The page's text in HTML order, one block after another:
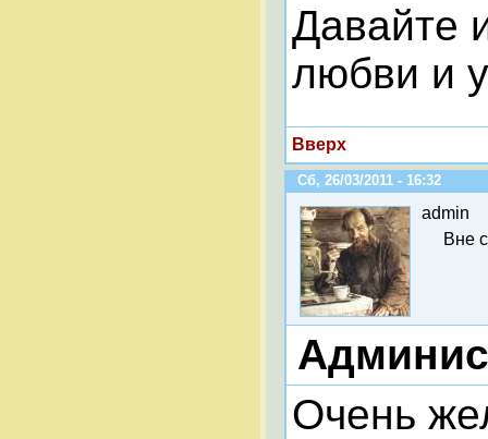
Давайте
любви и
Вверх
Сб, 26/03/2011 - 16:32
admin
Вне
Очень